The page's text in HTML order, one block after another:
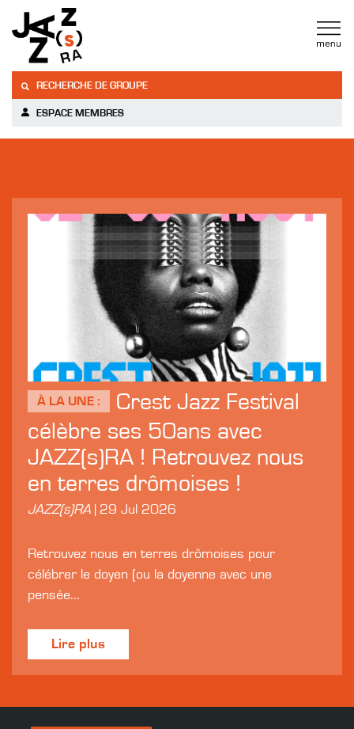
RECHERCHE DE GROUPE
ESPACE MEMBRES
À LA UNE :
Crest Jazz Festival
célèbre ses 50ans avec
JAZZ(s)RA ! Retrouvez nous
en terres drômoises !
JAZZ(s)RA 29 Jul 2026
Retrouvez nous en terres drômoises pour
célébrer le doyen (ou la doyenne avec une
pensée...
Lire plus